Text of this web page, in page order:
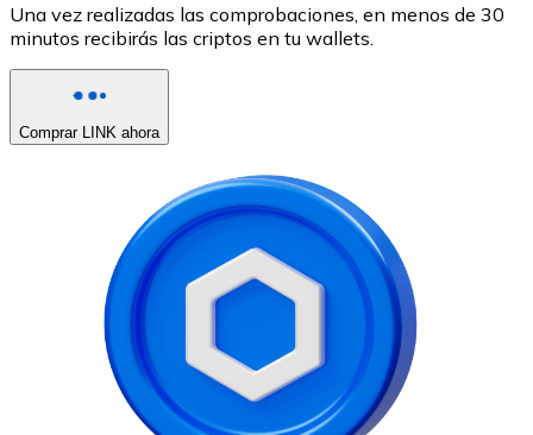
Una vez realizadas las comprobaciones, en menos de 30
minutos recibirás las criptos en tu wallets.
Comprar LINK ahora